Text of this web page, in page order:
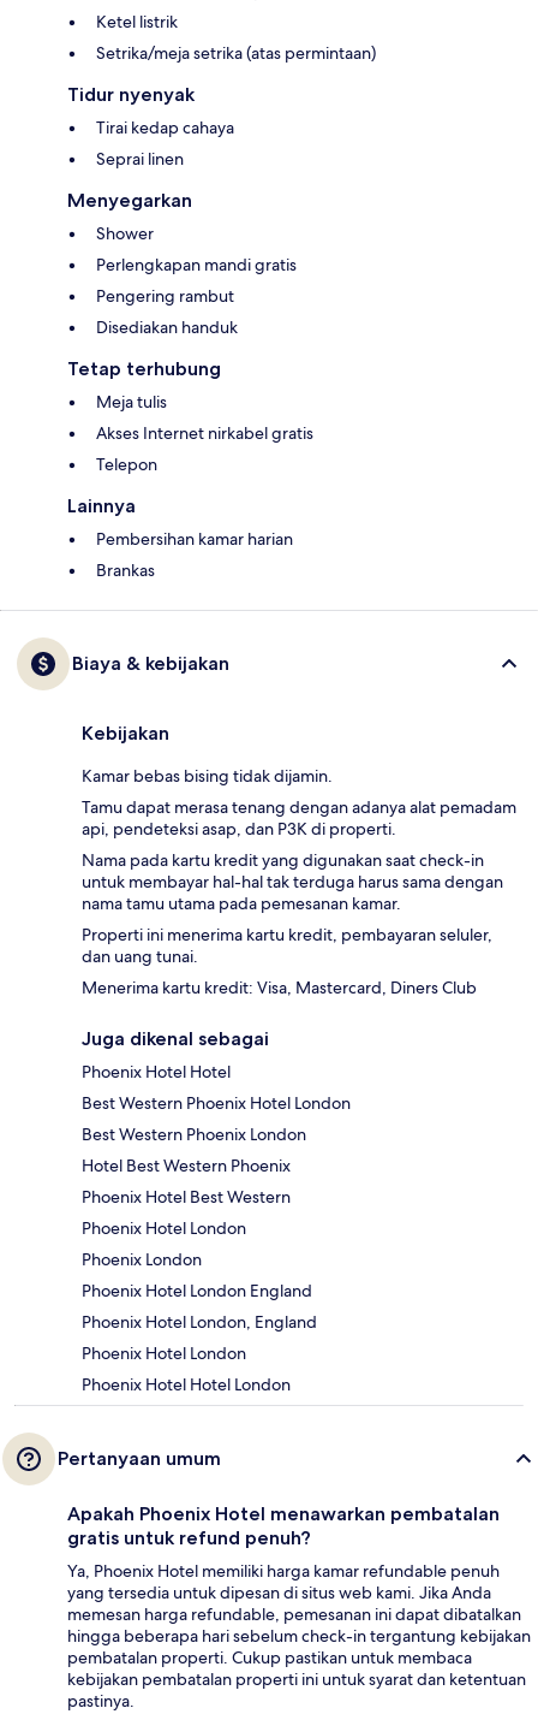
Ketel listrik
Setrika/meja setrika (atas permintaan)
Tidur nyenyak
Tirai kedap cahaya
Seprai linen
Menyegarkan
Shower
Perlengkapan mandi gratis
Pengering rambut
Disediakan handuk
Tetap terhubung
Meja tulis
Akses Internet nirkabel gratis
Telepon
Lainnya
Pembersihan kamar harian
Brankas
Biaya & kebijakan
Kebijakan
Kamar bebas bising tidak dijamin.
Tamu dapat merasa tenang dengan adanya alat pemadam
api, pendeteksi asap, dan P3K di properti.
Nama pada kartu kredit yang digunakan saat check-in
untuk membayar hal-hal tak terduga harus sama dengan
nama tamu utama pada pemesanan kamar.
Properti ini menerima kartu kredit, pembayaran seluler,
dan uang tunai.
Menerima kartu kredit: Visa, Mastercard, Diners Club
Juga dikenal sebagai
Phoenix Hotel Hotel
Best Western Phoenix Hotel London
Best Western Phoenix London
Hotel Best Western Phoenix
Phoenix Hotel Best Western
Phoenix Hotel London
Phoenix London
Phoenix Hotel London England
Phoenix Hotel London, England
Phoenix Hotel London
Phoenix Hotel Hotel London
Pertanyaan umum
Apakah Phoenix Hotel menawarkan pembatalan
gratis untuk refund penuh?
Ya, Phoenix Hotel memiliki harga kamar refundable penuh
yang tersedia untuk dipesan di situs web kami. Jika Anda
memesan harga refundable, pemesanan ini dapat dibatalkan
hingga beberapa hari sebelum check-in tergantung kebijakan
pembatalan properti. Cukup pastikan untuk membaca
kebijakan pembatalan properti ini untuk syarat dan ketentuan
pastinya.